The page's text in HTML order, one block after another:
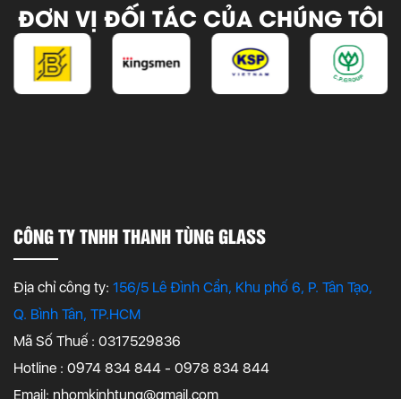
ĐƠN VỊ ĐỐI TÁC CỦA CHÚNG TÔI
CÔNG TY TNHH THANH TÙNG GLASS
Địa chỉ công ty: 156/5 Lê Đình Cẩn, Khu phố 6, P. Tân Tạo,
Q. Bình Tân, TP.HCM
Mã Số Thuế : 0317529836
Hotline : 0974 834 844 - 0978 834 844
Email: nhomkinhtung@gmail.com